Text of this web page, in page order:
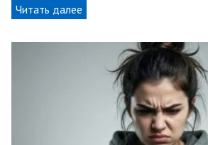
Читать далее